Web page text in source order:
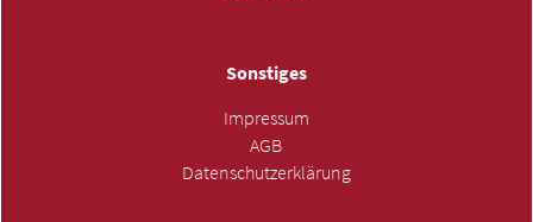
Sonstiges
Impressum
AGB
Datenschutzerklärung